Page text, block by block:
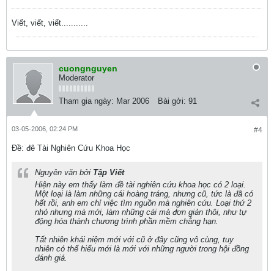
Viết, viết, viết...........
cuongnguyen
Moderator
Tham gia ngày: Mar 2006 Bài gởi: 91
#4
03-05-2006, 02:24 PM
Ðề: đê Tài Nghiên Cứu Khoa Học
Nguyên văn bởi Tập Viết
Hiện này em thấy làm đề tài nghiên cứu khoa học có 2 loại.
Một loại là làm những cái hoàng tráng, nhưng cũ, tức là đã có
hết rồi, anh em chỉ việc tìm nguồn mà nghiên cứu. Loại thứ 2
nhỏ nhưng mà mới, làm những cái mà đơn giản thôi, như tự
động hóa thành chương trình phần mềm chẳng hạn.
Tất nhiên khái niệm mới với cũ ở đây cũng vô cùng, tuy
nhiên có thể hiểu mới là mới với những người trong hội đồng
đánh giá.